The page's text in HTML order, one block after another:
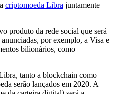
criptomoeda Libra juntamente
produto da rede social que será
por exemplo, a Visa e
bilionários, como
tanto a blockchain como
serão lançados em 2020. A